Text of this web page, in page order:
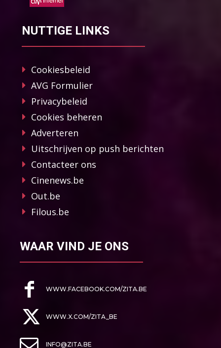
NUTTIGE LINKS
Cookiesbeleid
AVG Formulier
Privacybeleid
Cookies beheren
Adverteren
Uitschrijven op push berichten
Contacteer ons
Cinenews.be
Out.be
Filous.be
WAAR VIND JE ONS
WWW.FACEBOOK.COM/ZITA.BE
WWW.X.COM/ZITA_BE
INFO@ZITA.BE